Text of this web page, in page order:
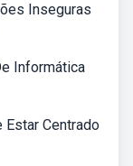
Inseguras
Informática
Centrado